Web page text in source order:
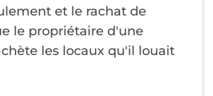
et le rachat de
le propriétaire d'une
les locaux qu'il louait